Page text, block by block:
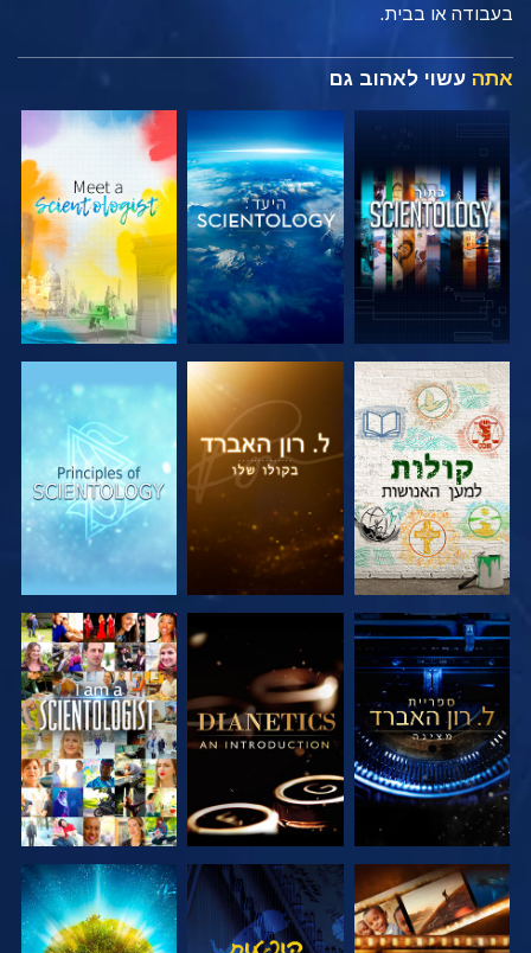
בעבודה או בבית.
אתה עשוי לאהוב גם
בדוק את הסדרה בדוק את הסדרה בדוק את הסדרה
בדוק את הסדרה בדוק את הסדרה צפה
בדוק את הסדרה צפה בדוק את הסדרה